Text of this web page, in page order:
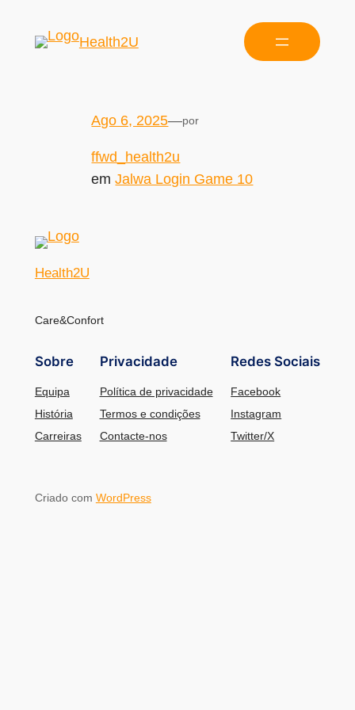
Health2U
Ago 6, 2025—por
ffwd_health2u
emJalwa Login Game 10
Health2U
Care&Confort
Sobre
Equipa
História
Carreiras
Privacidade
Política de privacidade
Termos e condições
Contacte-nos
Redes Sociais
Facebook
Instagram
Twitter/X
Criado com WordPress